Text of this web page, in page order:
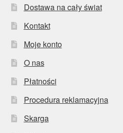
Dostawa na cały świat
Kontakt
Moje konto
O nas
Płatności
Procedura reklamacyjna
Skarga